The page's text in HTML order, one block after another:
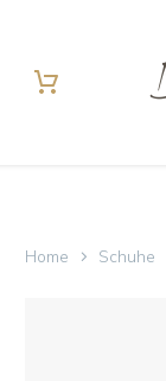
Home Schuhe